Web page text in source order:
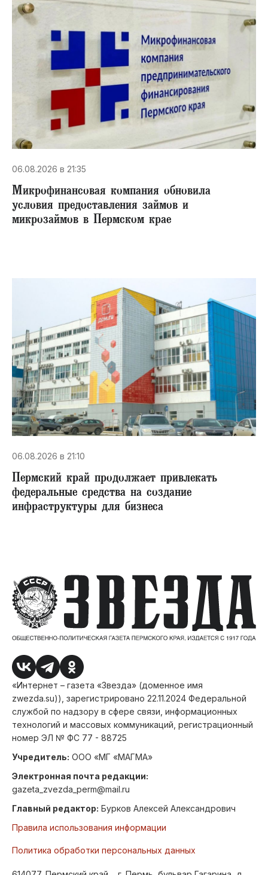
06.08.2026 в 21:35
Микрофинансовая компания обновила
условия предоставления займов и
микрозаймов в Пермском крае
06.08.2026 в 21:10
Пермский край продолжает привлекать
федеральные средства на создание
инфраструктуры для бизнеса
«Интернет – газета «Звезда» (доменное имя
zwezda.su)), зарегистрировано 22.11.2024 Федеральной
службой по надзору в сфере связи, информационных
технологий и массовых коммуникаций, регистрационный
номер ЭЛ № ФС 77 - 88725
Учредитель: ООО «МГ «МАГМА»
Электронная почта редакции:
gazeta_zvezda_perm@mail.ru
Главный редактор: Бурков Алексей Александрович
Правила использования информации
Политика обработки персональных данных